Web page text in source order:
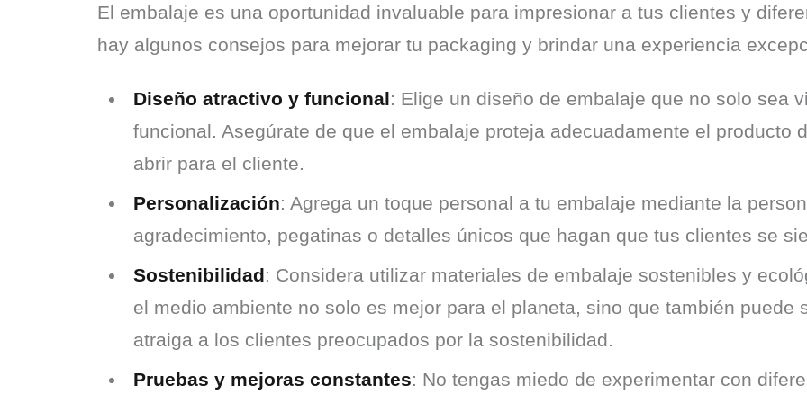
El embalaje es una oportunidad invaluable para impresionar a tus clientes y
hay algunos consejos para mejorar tu packaging y brindar una experiencia
Diseño atractivo y funcional: Elige un diseño de embalaje que no solo sea
funcional. Asegúrate de que el embalaje proteja adecuadamente el producto
abrir para el cliente.
Personalización: Agrega un toque personal a tu embalaje mediante la
agradecimiento, pegatinas o detalles únicos que hagan que tus clientes se
Sostenibilidad: Considera utilizar materiales de embalaje sostenibles y
el medio ambiente no solo es mejor para el planeta, sino que también puede
atraiga a los clientes preocupados por la sostenibilidad.
Pruebas y mejoras constantes: No tengas miedo de experimentar con